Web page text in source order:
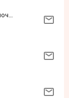
Taty-цветочная фея.Мех.помпоны.Шапочки.